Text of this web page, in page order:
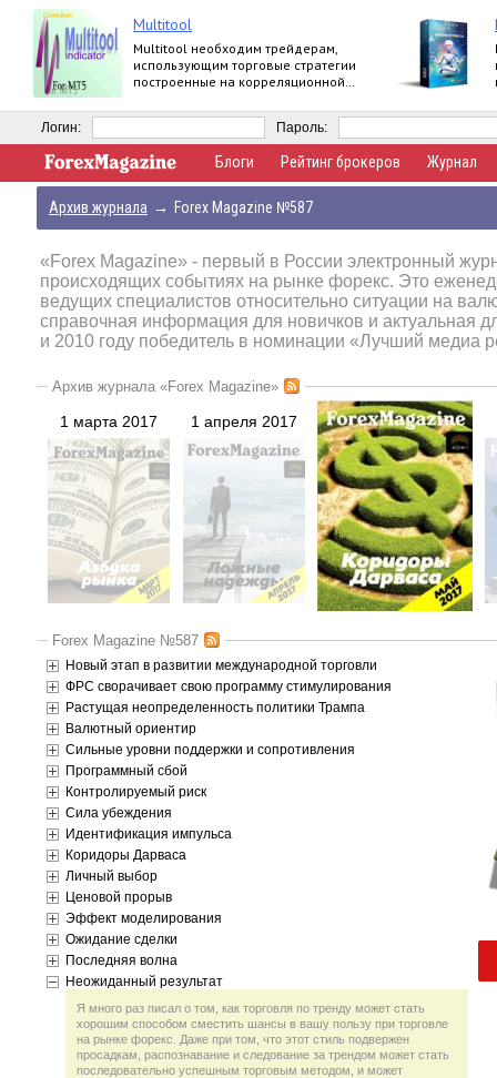
Multitool
Multitool необходим трейдерам,
использующим торговые стратегии
построенные на корреляционной
Логин: Пароль:
Блоги Рейтинг брокеров Журнал
Архив журнала → Forex Magazine №587
«Forex Magazine» - первый в России электронный
происходящих событиях на рынке форекс. Это
ведущих специалистов относительно ситуации на
справочная информация для новичков и актуальная
и 2010 году победитель в номинации «Лучший медиа
Архив журнала «Forex Magazine»
1 марта 2017 1 апреля 2017
Forex Magazine №587
Новый этап в развитии международной торговли
ФРС сворачивает свою программу стимулирования
Растущая неопределенность политики Трампа
Валютный ориентир
Сильные уровни поддержки и сопротивления
Программный сбой
Контролируемый риск
Сила убеждения
Идентификация импульса
Коридоры Дарваса
Личный выбор
Ценовой прорыв
Эффект моделирования
Ожидание сделки
Последняя волна
Неожиданный результат
Я много раз писал о том, как торговля по тренду может стать
хорошим способом сместить шансы в вашу пользу при торговле
на рынке форекс. Даже при том, что этот стиль подвержен
просадкам, распознавание и следование за трендом может стать
последовательно успешным торговым методом, и может